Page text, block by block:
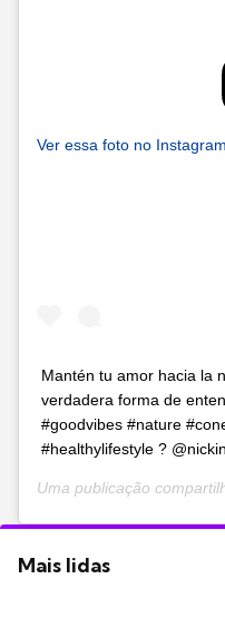
Ver essa foto no Instagram
Mantén tu amor hacia la
verdadera forma de
#goodvibes #nature
#healthylifestyle ?
Uma publicação
Mais lidas